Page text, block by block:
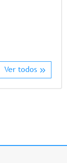
Ver todos